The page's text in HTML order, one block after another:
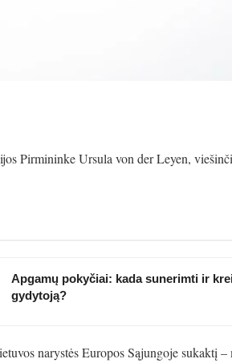
Pirmininke Ursula von der Leyen,
Apgamų pokyčiai: kada sunerimti ir
gydytoją?
narystės Europos Sąjungoje sukaktį –